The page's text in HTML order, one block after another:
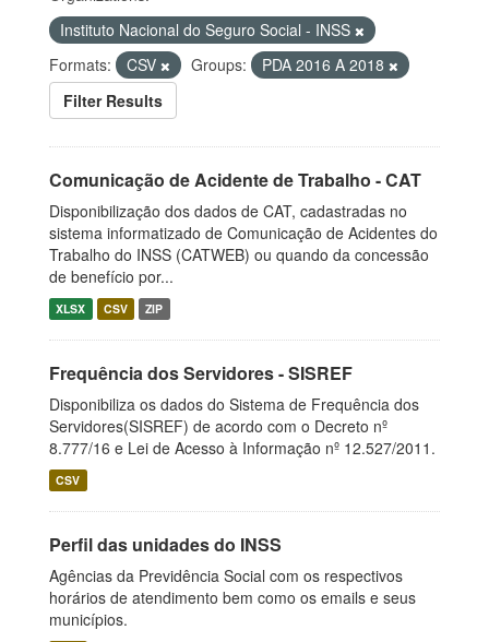
Instituto Nacional do Seguro Social - INSS
Formats:
CSV Groups:
PDA 2016 A 2018
Filter Results
Comunicação de Acidente de Trabalho - CAT
Disponibilização dos dados de CAT, cadastradas no
sistema informatizado de Comunicação de Acidentes do
Trabalho do INSS (CATWEB) ou quando da concessão
de benefício por...
XLSX CSV ZIP
Frequência dos Servidores - SISREF
Disponibiliza os dados do Sistema de Frequência dos
Servidores(SISREF) de acordo com o Decreto nº
8.777/16 e Lei de Acesso à Informação nº 12.527/2011.
CSV
Perfil das unidades do INSS
Agências da Previdência Social com os respectivos
horários de atendimento bem como os emails e seus
municípios.